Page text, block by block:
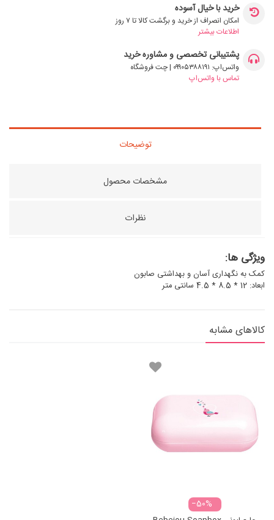
خرید با خیال آسوده
امکان انصراف از خرید و برگشت کالا تا ۷ روز
اطلاعات بیشتر
پشتیبانی تخصصی و مشاوره خرید
واتس‌اپ: ۰۹۹۰۵۳۸۸۱۹۱ | چت فروشگاه
تماس با واتس‌اپ
توضیحات
مشخصات محصول
نظرات
ویژگی ها:
کمک به نگهداری آسان و بهداشتی صابون
ابعاد: 12 * 8.5 * 4.5 سانتی متر
کالاهای مشابه
‎−50%